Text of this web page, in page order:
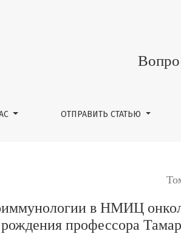
в НМИЦ онкологии им. Н.Н.
ОТПРАВИТЬ СТАТЬЮ
в НМИЦ
профессора